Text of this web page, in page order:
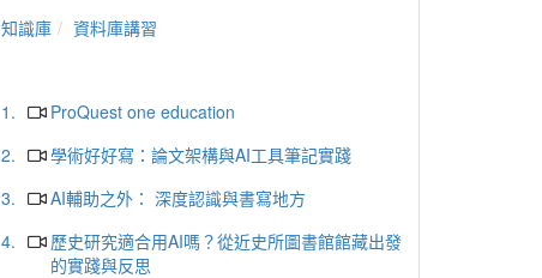
知識庫 資料庫講習
1.
ProQuest one education
2.
學術好好寫：論文架構與AI工具筆記實踐
3.
AI輔助之外： 深度認識與書寫地方
4.
歷史研究適合用AI嗎？從近史所圖書館館藏出發
的實踐與反思